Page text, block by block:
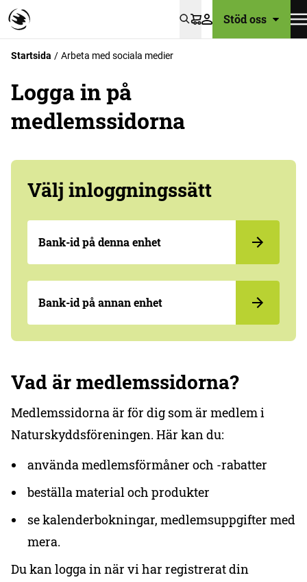
VarukorgStöd oss
Startsida Arbeta med sociala medier
Logga in på
medlemssidorna
Välj inloggningssätt
Bank-id på denna enhet
Bank-id på annan enhet
Vad är medlemssidorna?
Medlemssidorna är för dig som är medlem i
Naturskyddsföreningen. Här kan du:
använda medlemsförmåner och -rabatter
beställa material och produkter
se kalenderbokningar, medlemsuppgifter med
mera.
Du kan logga in när vi har registrerat din